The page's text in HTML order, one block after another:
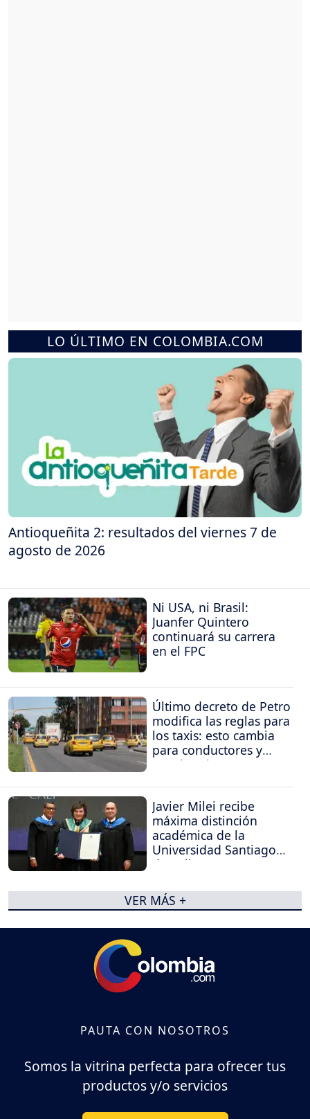
LO ÚLTIMO EN COLOMBIA.COM
Antioqueñita 2: resultados del viernes 7 de
agosto de 2026
Ni USA, ni Brasil:
Juanfer Quintero
continuará su carrera
en el FPC
Último decreto de Petro
modifica las reglas para
los taxis: esto cambia
para conductores y
propietarios
Javier Milei recibe
máxima distinción
académica de la
Universidad Santiago
de Cali
VER MÁS +
PAUTA CON NOSOTROS
Somos la vitrina perfecta para ofrecer tus
productos y/o servicios